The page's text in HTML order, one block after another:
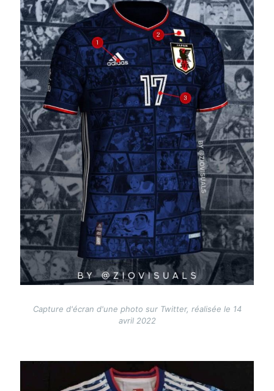
Capture d'écran d'une photo sur Twitter, réalisée le 14
avril 2022